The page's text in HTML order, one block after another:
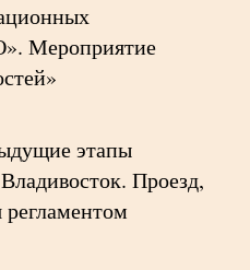
Мероприятие
этапы
Проезд,